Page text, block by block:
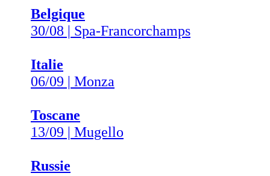
Belgique
30/08 | Spa-Francorchamps
Italie
06/09 | Monza
Toscane
13/09 | Mugello
Russie